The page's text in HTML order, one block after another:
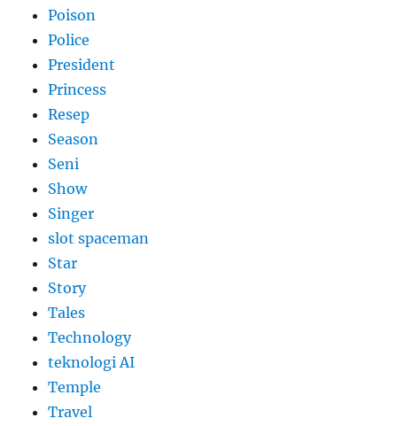
Poison
Police
President
Princess
Resep
Season
Seni
Show
Singer
slot spaceman
Star
Story
Tales
Technology
teknologi AI
Temple
Travel